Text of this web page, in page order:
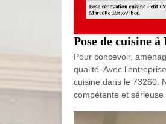
Pose de cuisine
Pour concevoir,
qualité. Avec
cuisine dans le 73260.
compétente et